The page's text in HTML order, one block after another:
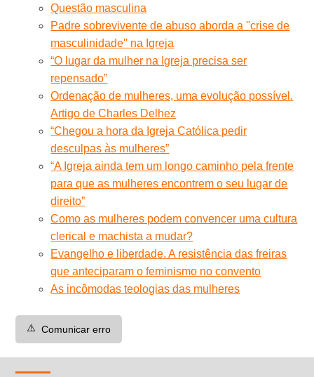
Questão masculina
Padre sobrevivente de abuso aborda a ''crise de
masculinidade'' na Igreja
“O lugar da mulher na Igreja precisa ser
repensado”
Ordenação de mulheres, uma evolução possível.
Artigo de Charles Delhez
“Chegou a hora da Igreja Católica pedir
desculpas às mulheres”
“A Igreja ainda tem um longo caminho pela frente
para que as mulheres encontrem o seu lugar de
direito”
Como as mulheres podem convencer uma cultura
clerical e machista a mudar?
Evangelho e liberdade. A resistência das freiras
que anteciparam o feminismo no convento
As incômodas teologias das mulheres
⚠️ Comunicar erro